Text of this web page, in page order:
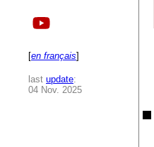
[en français]
last update:
04 Nov. 2025